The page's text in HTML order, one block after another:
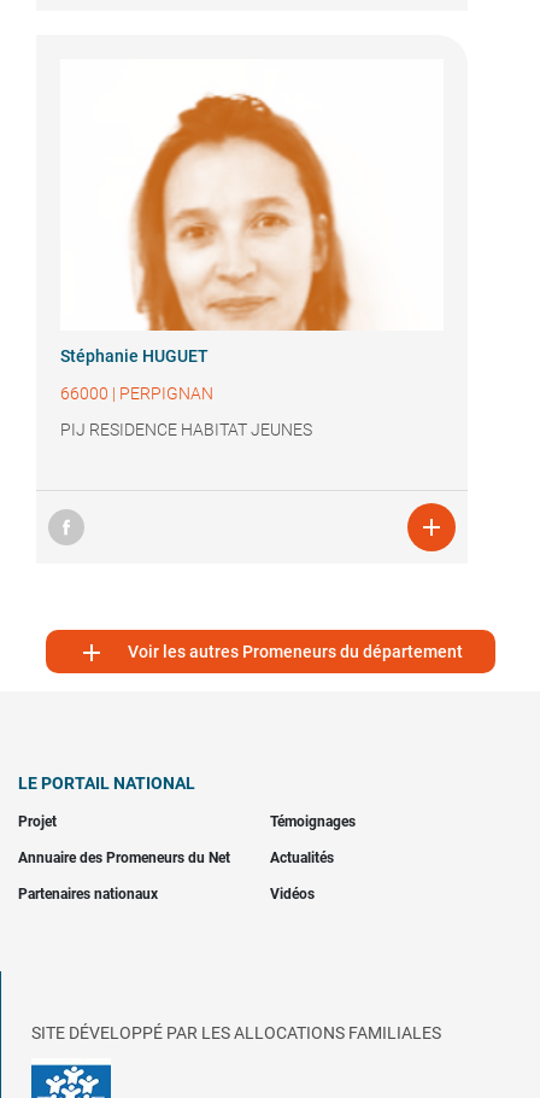
Stéphanie HUGUET
66000 | PERPIGNAN
PIJ RESIDENCE HABITAT JEUNES

 Voir les autres Promeneurs du département
LE PORTAIL NATIONAL
Projet Témoignages
Annuaire des Promeneurs du Net Actualités
Partenaires nationaux Vidéos
SITE DÉVELOPPÉ PAR LES ALLOCATIONS FAMILIALES